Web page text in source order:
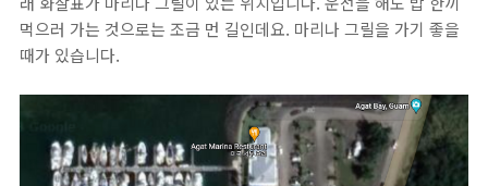
먹으러 가는 것으로는 조금 먼 길인데요. 마리나 그릴을 가기 좋을
때가 있습니다.